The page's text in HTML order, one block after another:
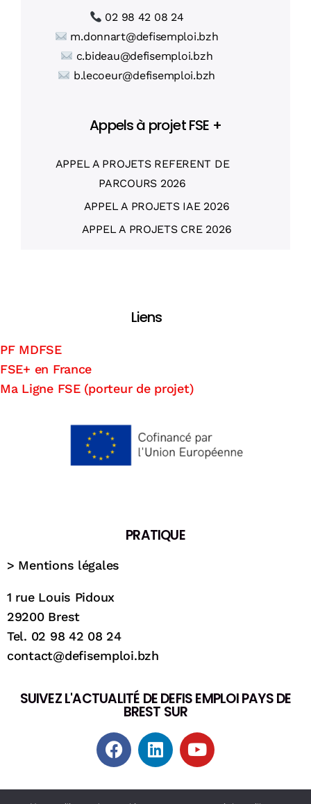
02 98 42 08 24
m.donnart@defisemploi.bzh
c.bideau@defisemploi.bzh
b.lecoeur@defisemploi.bzh
Appels à projet FSE +
APPEL A PROJETS REFERENT DE
PARCOURS 2026
APPEL A PROJETS IAE 2026
APPEL A PROJETS CRE 2026
Liens
PF MDFSE
FSE+ en France
Ma Ligne FSE (porteur de projet)
PRATIQUE
> Mentions légales
1 rue Louis Pidoux
29200 Brest
Tel. 02 98 42 08 24
contact@defisemploi.bzh
SUIVEZ L'ACTUALITÉ DE DEFIS EMPLOI PAYS DE
BREST SUR